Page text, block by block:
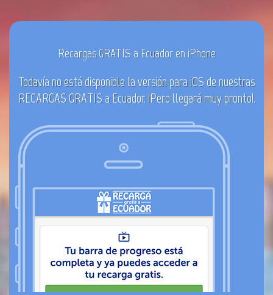
Recargas GRATIS a Ecuador en iPhone
Todavía no está disponible la versión para iOS de nuestras
RECARGAS GRATIS a Ecuador. ¡Pero llegará muy pronto!.